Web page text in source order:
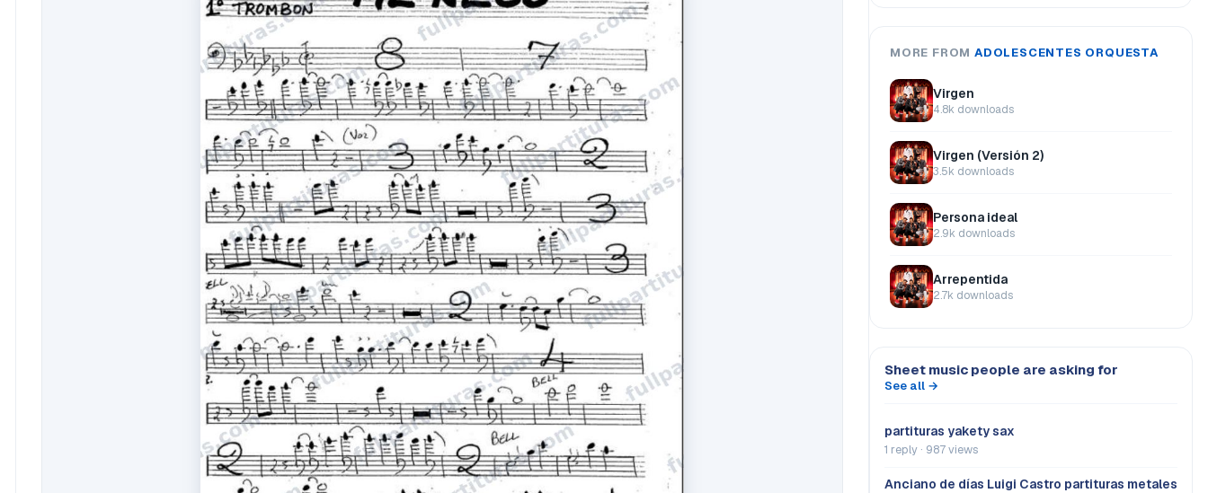
MORE FROMADOLESCENTES ORQUESTA
Virgen
4.8k downloads
Virgen (Versión 2)
3.5k downloads
Persona ideal
2.9k downloads
Arrepentida
2.7k downloads
Sheet music people are asking for
See all →
partituras yakety sax
1 reply · 987 views
Anciano de días Luigi Castro partituras metales